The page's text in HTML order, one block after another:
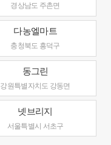
경상남도 주촌면
다농엘마트
충청북도 흥덕구
동그린
강원특별자치도 강동면
넷브리지
서울특별시 서초구